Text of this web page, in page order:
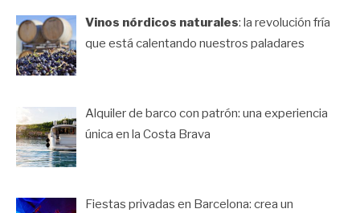
Vinos nórdicos naturales: la revolución fría
que está calentando nuestros paladares
Alquiler de barco con patrón: una experiencia
única en la Costa Brava
Fiestas privadas en Barcelona: crea un